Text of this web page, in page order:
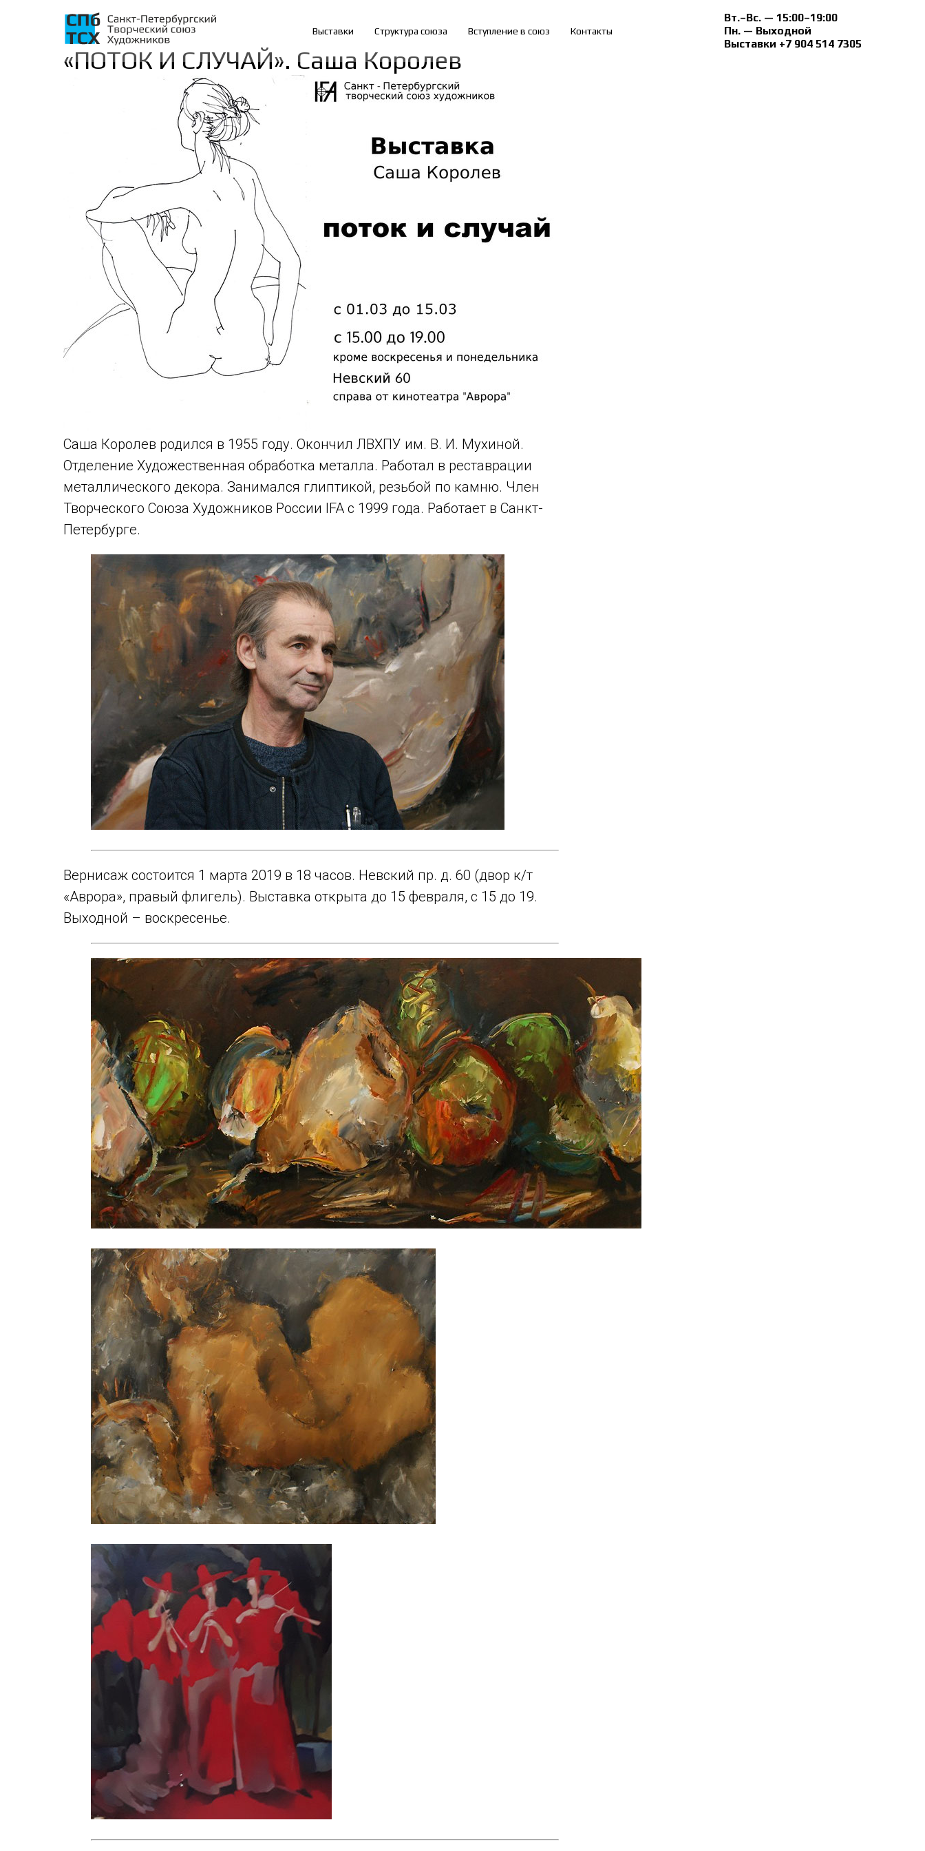
Выставки Структура союза Вступление в союз Контакты
Вт.–Вс. — 15:00–19:00
Пн. — Выходной
Выставки +7 904 514 7305
«ПОТОК И СЛУЧАЙ». Саша Королев
Саша Королев родился в 1955 году. Окончил ЛВХПУ им. В. И. Мухиной.
Отделение Художественная обработка металла. Работал в реставрации
металлического декора. Занимался глиптикой, резьбой по камню. Член
Творческого Союза Художников России IFA с 1999 года. Работает в Санкт-
Петербурге.
Вернисаж состоится 1 марта 2019 в 18 часов. Невский пр. д. 60 (двор к/т
«Аврора», правый флигель). Выставка открыта до 15 февраля, с 15 до 19.
Выходной – воскресенье.